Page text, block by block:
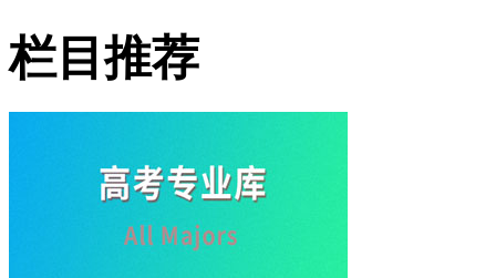
栏目推荐